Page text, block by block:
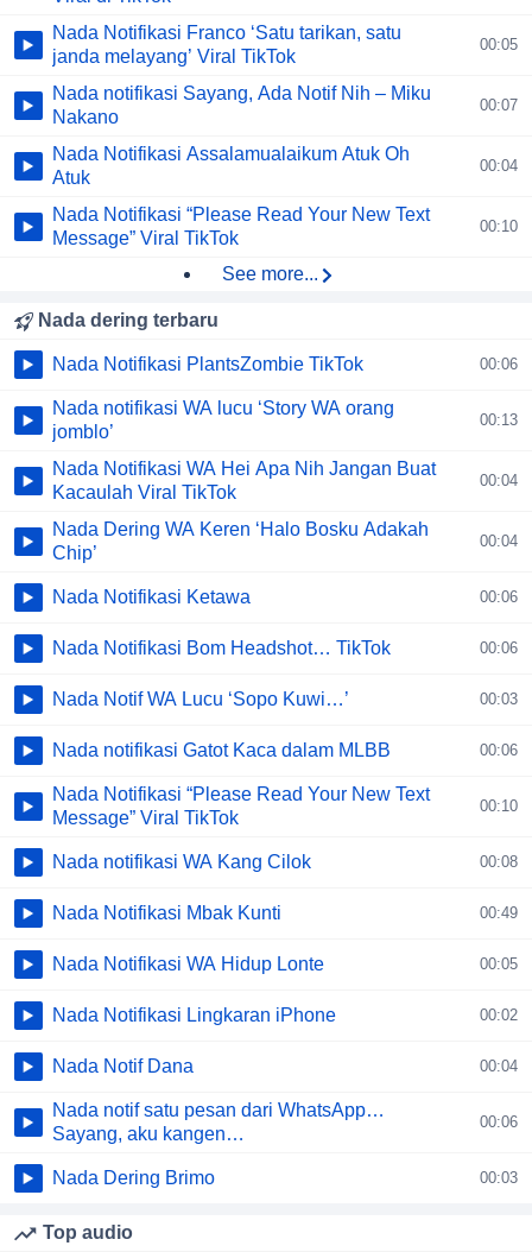
Nada Notifikasi Franco ‘Satu tarikan, satu
janda melayang’ Viral TikTok
00:05
Nada notifikasi Sayang, Ada Notif Nih – Miku
Nakano
00:07
Nada Notifikasi Assalamualaikum Atuk Oh
Atuk
00:04
Nada Notifikasi “Please Read Your New Text
Message” Viral TikTok
00:10
See more...
Nada dering terbaru
Nada Notifikasi PlantsZombie TikTok 00:06
Nada notifikasi WA lucu ‘Story WA orang
jomblo’
00:13
Nada Notifikasi WA Hei Apa Nih Jangan Buat
Kacaulah Viral TikTok
00:04
Nada Dering WA Keren ‘Halo Bosku Adakah
Chip’
00:04
Nada Notifikasi Ketawa 00:06
Nada Notifikasi Bom Headshot… TikTok 00:06
Nada Notif WA Lucu ‘Sopo Kuwi…’ 00:03
Nada notifikasi Gatot Kaca dalam MLBB 00:06
Nada Notifikasi “Please Read Your New Text
Message” Viral TikTok
00:10
Nada notifikasi WA Kang Cilok 00:08
Nada Notifikasi Mbak Kunti 00:49
Nada Notifikasi WA Hidup Lonte 00:05
Nada Notifikasi Lingkaran iPhone 00:02
Nada Notif Dana 00:04
Nada notif satu pesan dari WhatsApp…
Sayang, aku kangen…
00:06
Nada Dering Brimo 00:03
Top audio